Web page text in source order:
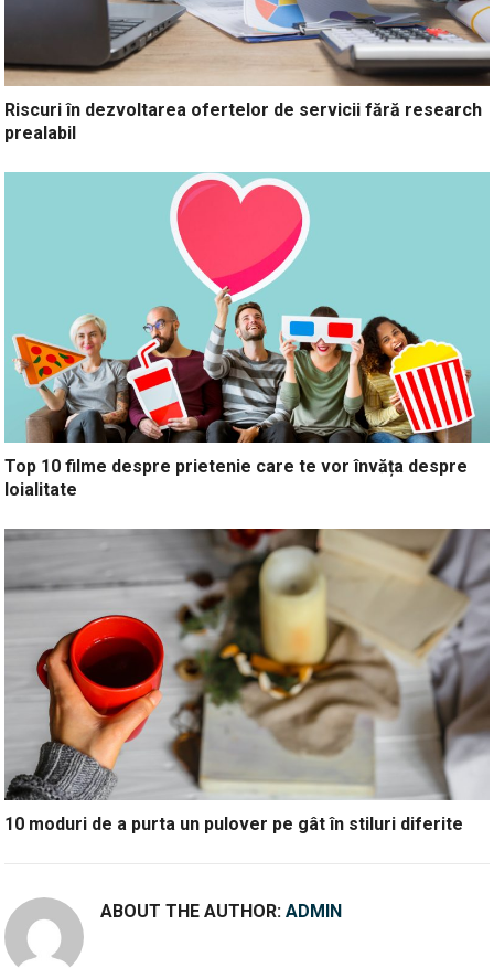
Riscuri în dezvoltarea ofertelor de servicii fără research
prealabil
Top 10 filme despre prietenie care te vor învăța despre
loialitate
10 moduri de a purta un pulover pe gât în stiluri diferite
ABOUT THE AUTHOR:ADMIN